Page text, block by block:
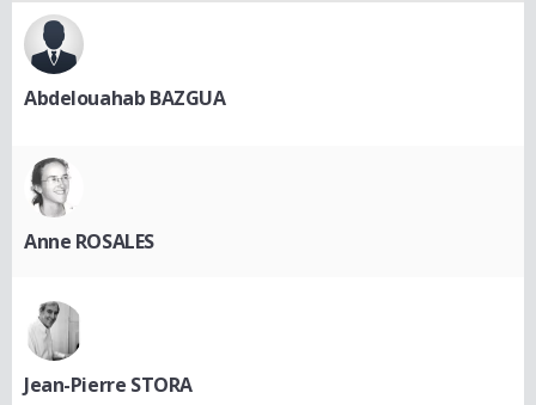
Abdelouahab BAZGUA
Anne ROSALES
Jean-Pierre STORA